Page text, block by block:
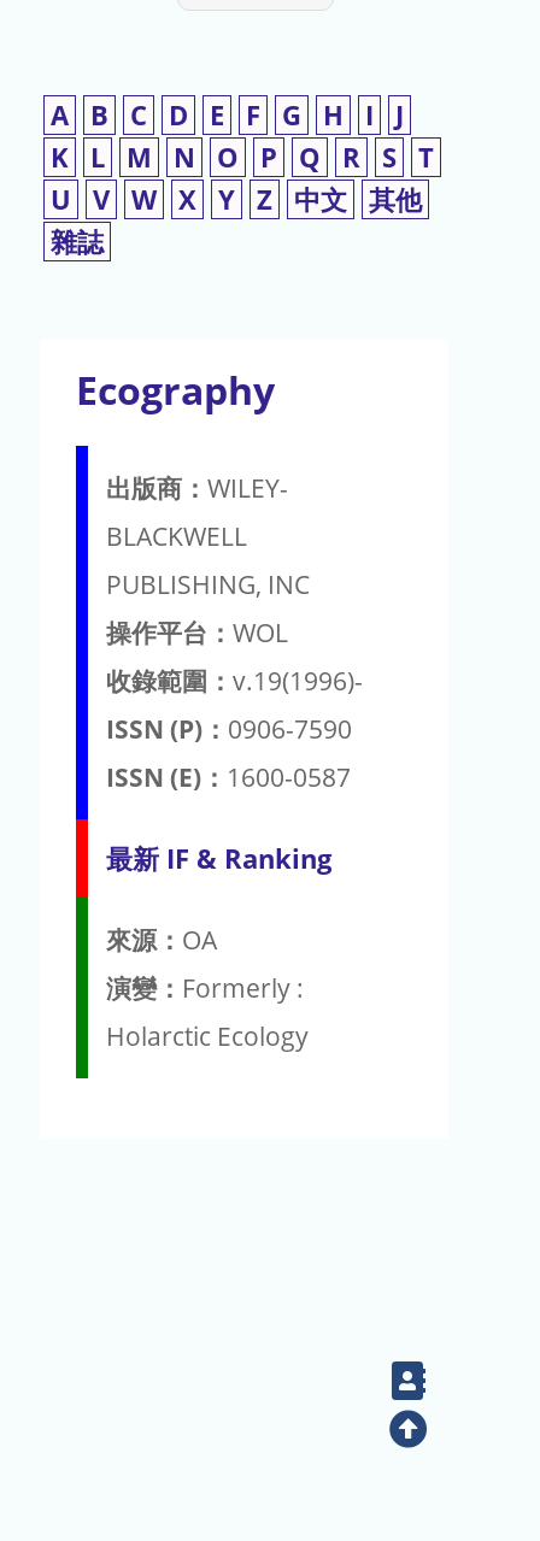
A B C D E F G H I
J
K
L M N O P Q R S T
U
V W X Y Z 中文 其他
雜誌
Ecography
出版商： WILEY-
BLACKWELL
PUBLISHING, INC
操作平台： WOL
收錄範圍： v.19(1996)-
ISSN (P)： 0906-7590
ISSN (E)： 1600-0587
最新 IF & Ranking
來源： OA
演變： Formerly :
Holarctic Ecology
Contact